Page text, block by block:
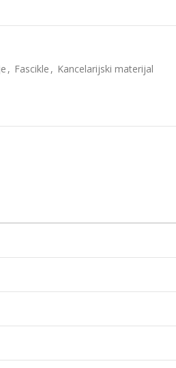
, Fascikle , Kancelarijski materijal